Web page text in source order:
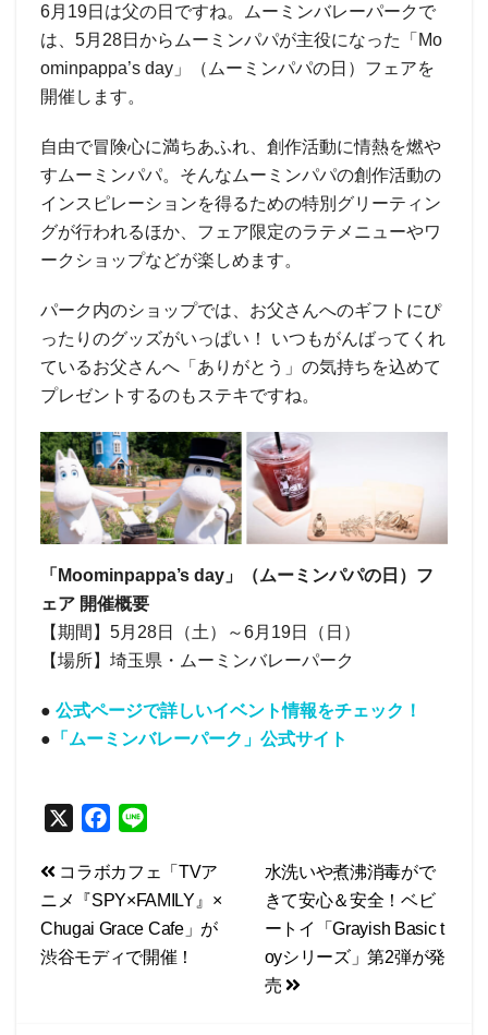
6月19日は父の日ですね。ムーミンバレーパークで
は、5月28日からムーミンパパが主役になった「Mo
ominpappa’s day」（ムーミンパパの日）フェアを
開催します。
自由で冒険心に満ちあふれ、創作活動に情熱を燃や
すムーミンパパ。そんなムーミンパパの創作活動の
インスピレーションを得るための特別グリーティン
グが行われるほか、フェア限定のラテメニューやワ
ークショップなどが楽しめます。
パーク内のショップでは、お父さんへのギフトにぴ
ったりのグッズがいっぱい！ いつもがんばってくれ
ているお父さんへ「ありがとう」の気持ちを込めて
プレゼントするのもステキですね。
「Moominpappa’s day」（ムーミンパパの日）フ
ェア 開催概要
【期間】5月28日（土）～6月19日（日）
【場所】埼玉県・ムーミンバレーパーク
● 公式ページで詳しいイベント情報をチェック！
● 「ムーミンバレーパーク」公式サイト
c
e
b
o
n
e
投
稿
ナ
水洗いや煮沸消毒がで
きて安心＆安全！ベビ
ートイ「Grayish Basic t
oyシリーズ」第2弾が発
売
コラボカフェ「TVア
ニメ『SPY×FAMILY』×
Chugai Grace Cafe」が
渋谷モディで開催！